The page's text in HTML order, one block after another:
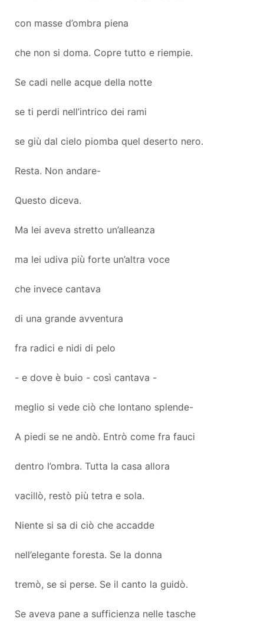
con masse d’ombra piena
che non si doma. Copre tutto e riempie.
Se cadi nelle acque della notte
se ti perdi nell’intrico dei rami
se giù dal cielo piomba quel deserto nero.
Resta. Non andare-
Questo diceva.
Ma lei aveva stretto un’alleanza
ma lei udiva più forte un’altra voce
che invece cantava
di una grande avventura
fra radici e nidi di pelo
- e dove è buio - così cantava -
meglio si vede ciò che lontano splende-
A piedi se ne andò. Entrò come fra fauci
dentro l’ombra. Tutta la casa allora
vacillò, restò più tetra e sola.
Niente si sa di ciò che accadde
nell’elegante foresta. Se la donna
tremò, se si perse. Se il canto la guidò.
Se aveva pane a sufficienza nelle tasche